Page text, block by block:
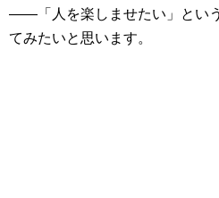
――「人を楽しませたい」とい
てみたいと思います。